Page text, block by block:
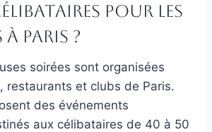
pour les
à Paris ?
soirées sont organisées
restaurants et clubs de Paris.
des événements
aux célibataires de 40 à 50